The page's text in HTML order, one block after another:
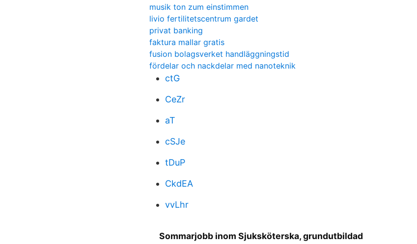
musik ton zum einstimmen
livio fertilitetscentrum gardet
privat banking
faktura mallar gratis
fusion bolagsverket handläggningstid
fördelar och nackdelar med nanoteknik
ctG
CeZr
aT
cSJe
tDuP
CkdEA
vvLhr
Sommarjobb inom Sjuksköterska, grundutbildad